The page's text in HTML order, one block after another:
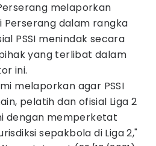
melaporkan
Perserang dalam rangka
PSSI menindak secara
yang terlibat dalam
ini.
melaporkan agar PSSI
pelatih dan ofisial Liga 2
dengan memperketat
sepakbola di Liga 2,"